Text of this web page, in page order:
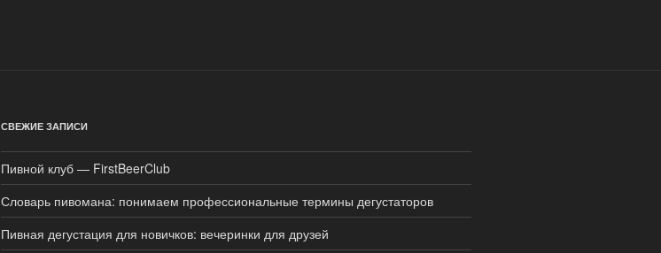
СВЕЖИЕ ЗАПИСИ
Пивной клуб — FirstBeerClub
Словарь пивомана: понимаем профессиональные термины дегустаторов
Пивная дегустация для новичков: вечеринки для друзей